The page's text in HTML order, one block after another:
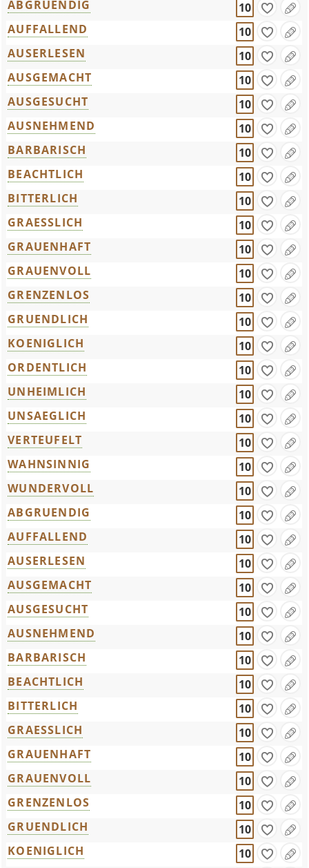
ABGRUENDIG
10
AUFFALLEND
10
AUSERLESEN
10
AUSGEMACHT
10
AUSGESUCHT
10
AUSNEHMEND
10
BARBARISCH
10
BEACHTLICH
10
BITTERLICH
10
GRAESSLICH
10
GRAUENHAFT
10
GRAUENVOLL
10
GRENZENLOS
10
GRUENDLICH
10
KOENIGLICH
10
ORDENTLICH
10
UNHEIMLICH
10
UNSAEGLICH
10
VERTEUFELT
10
WAHNSINNIG
10
WUNDERVOLL
10
ABGRUENDIG
10
AUFFALLEND
10
AUSERLESEN
10
AUSGEMACHT
10
AUSGESUCHT
10
AUSNEHMEND
10
BARBARISCH
10
BEACHTLICH
10
BITTERLICH
10
GRAESSLICH
10
GRAUENHAFT
10
GRAUENVOLL
10
GRENZENLOS
10
GRUENDLICH
10
KOENIGLICH
10